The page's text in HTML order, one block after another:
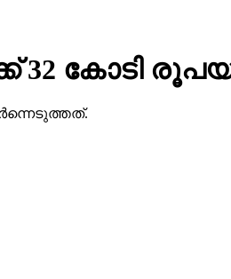
32 കോടി